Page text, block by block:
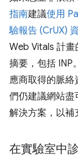
指南建議使用
驗報告 (CrUX)
Web Vitals 計
摘要，包括 INP
應商取得的脈
們仍建議網站盡
解決方案，以補
在實驗室中